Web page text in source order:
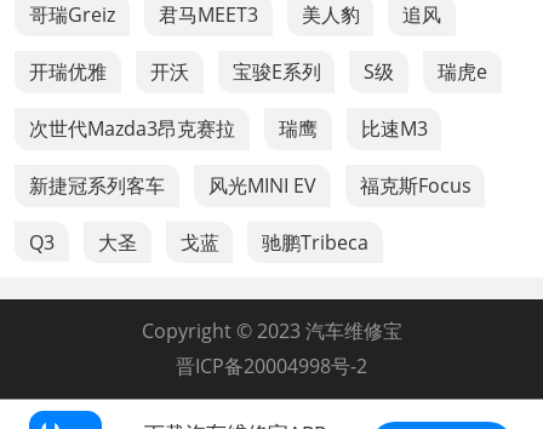
哥瑞Greiz 君马MEET3 美人豹 追风
开瑞优雅 开沃 宝骏E系列 S级 瑞虎e
次世代Mazda3昂克赛拉 瑞鹰 比速M3
新捷冠系列客车 风光MINI EV 福克斯Focus
Q3 大圣 戈蓝 驰鹏Tribeca
Copyright © 2023 汽车维修宝
晋ICP备20004998号-2